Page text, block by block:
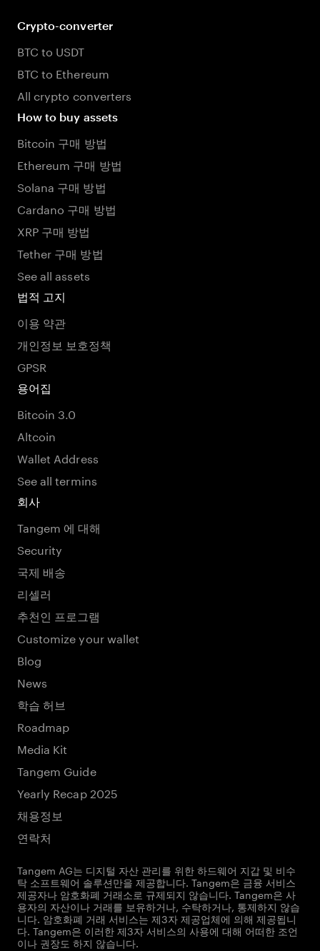
Crypto-converter
BTC to USDT
BTC to Ethereum
All crypto converters
How to buy assets
Bitcoin 구매 방법
Ethereum 구매 방법
Solana 구매 방법
Cardano 구매 방법
XRP 구매 방법
Tether 구매 방법
See all assets
법적 고지
이용 약관
개인정보 보호정책
GPSR
용어집
Bitcoin 3.0
Altcoin
Wallet Address
See all termins
회사
Tangem 에 대해
Security
국제 배송
리셀러
추천인 프로그램
Customize your wallet
Blog
News
학습 허브
Roadmap
Media Kit
Tangem Guide
Yearly Recap 2025
채용정보
연락처
Tangem AG는 디지털 자산 관리를 위한 하드웨어 지갑 및 비수
탁 소프트웨어 솔루션만을 제공합니다. Tangem은 금융 서비스
제공자나 암호화폐 거래소로 규제되지 않습니다. Tangem은 사
용자의 자산이나 거래를 보유하거나, 수탁하거나, 통제하지 않습
니다. 암호화폐 거래 서비스는 제3자 제공업체에 의해 제공됩니
다. Tangem은 이러한 제3자 서비스의 사용에 대해 어떠한 조언
이나 권장도 하지 않습니다.